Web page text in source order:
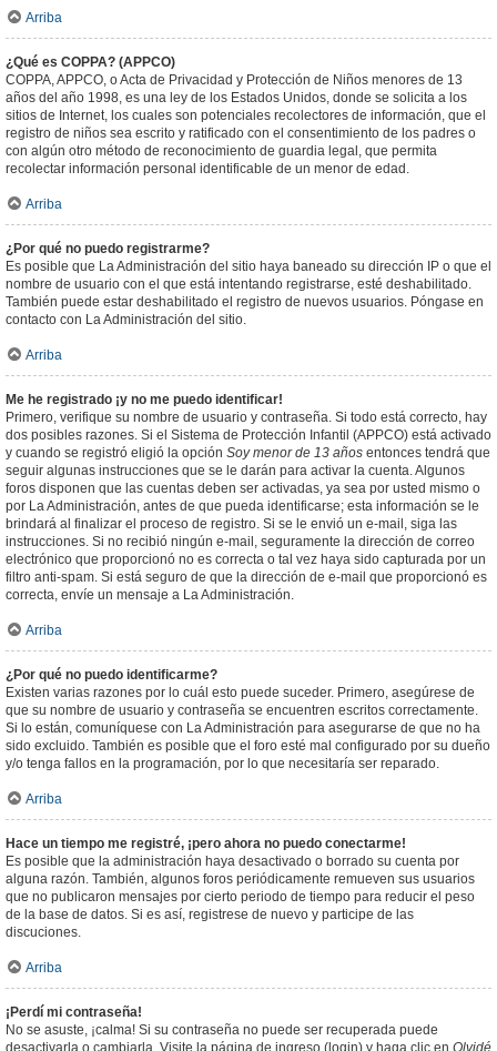
Arriba
¿Qué es COPPA? (APPCO)
COPPA, APPCO, o Acta de Privacidad y Protección de Niños menores de 13
años del año 1998, es una ley de los Estados Unidos, donde se solicita a los
sitios de Internet, los cuales son potenciales recolectores de información, que el
registro de niños sea escrito y ratificado con el consentimiento de los padres o
con algún otro método de reconocimiento de guardia legal, que permita
recolectar información personal identificable de un menor de edad.
Arriba
¿Por qué no puedo registrarme?
Es posible que La Administración del sitio haya baneado su dirección IP o que el
nombre de usuario con el que está intentando registrarse, esté deshabilitado.
También puede estar deshabilitado el registro de nuevos usuarios. Póngase en
contacto con La Administración del sitio.
Arriba
Me he registrado ¡y no me puedo identificar!
Primero, verifique su nombre de usuario y contraseña. Si todo está correcto, hay
dos posibles razones. Si el Sistema de Protección Infantil (APPCO) está activado
y cuando se registró eligió la opción Soy menor de 13 años entonces tendrá que
seguir algunas instrucciones que se le darán para activar la cuenta. Algunos
foros disponen que las cuentas deben ser activadas, ya sea por usted mismo o
por La Administración, antes de que pueda identificarse; esta información se le
brindará al finalizar el proceso de registro. Si se le envió un e-mail, siga las
instrucciones. Si no recibió ningún e-mail, seguramente la dirección de correo
electrónico que proporcionó no es correcta o tal vez haya sido capturada por un
filtro anti-spam. Si está seguro de que la dirección de e-mail que proporcionó es
correcta, envíe un mensaje a La Administración.
Arriba
¿Por qué no puedo identificarme?
Existen varias razones por lo cuál esto puede suceder. Primero, asegúrese de
que su nombre de usuario y contraseña se encuentren escritos correctamente.
Si lo están, comuníquese con La Administración para asegurarse de que no ha
sido excluido. También es posible que el foro esté mal configurado por su dueño
y/o tenga fallos en la programación, por lo que necesitaría ser reparado.
Arriba
Hace un tiempo me registré, ¡pero ahora no puedo conectarme!
Es posible que la administración haya desactivado o borrado su cuenta por
alguna razón. También, algunos foros periódicamente remueven sus usuarios
que no publicaron mensajes por cierto periodo de tiempo para reducir el peso
de la base de datos. Si es así, registrese de nuevo y participe de las
discuciones.
Arriba
¡Perdí mi contraseña!
No se asuste, ¡calma! Si su contraseña no puede ser recuperada puede
desactivarla o cambiarla. Visite la página de ingreso (login) y haga clic en Olvidé